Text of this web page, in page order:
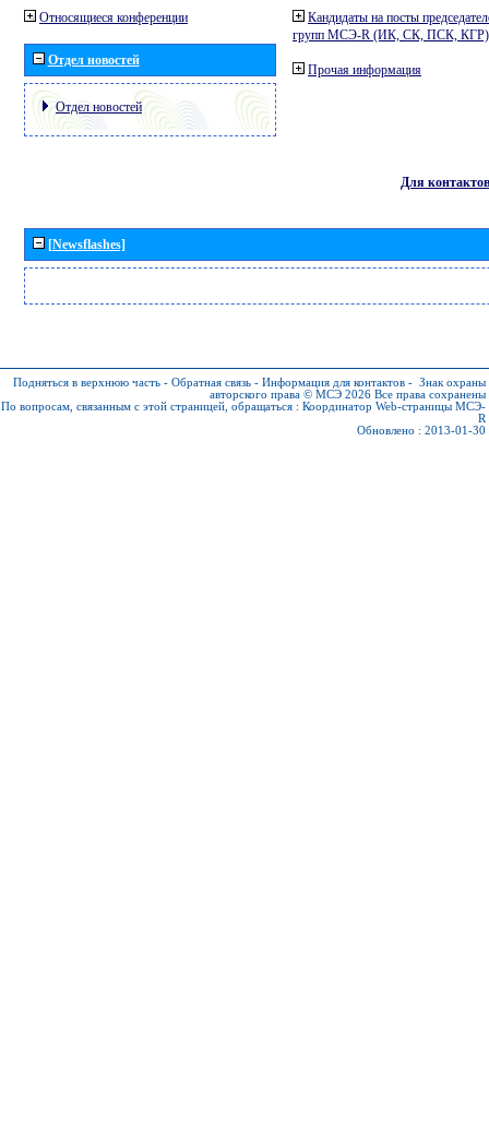
Относящиеся конференции
Отдел новостей
Отдел новостей
Кандидаты на посты
групп МСЭ-R (ИК, СК, ПСК, КГР)
Прочая информация
Для контактов
[Newsflashes]
Подняться в верхнюю часть - Обратная связь - Информация для контактов - Знак охраны
авторского права © МСЭ 2026 Все права сохранены
По вопросам, связанным с этой страницей, обращаться : Координатор Web-страницы МСЭ-
R
Обновлено : 2013-01-30